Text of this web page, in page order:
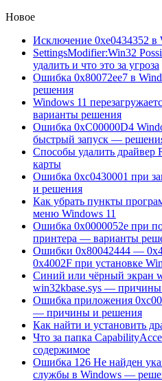
Новое
Исключение 0xe0434352
SettingsModifier:Win32
удалить и что это за угроза
Ошибка 0x80072ee7 в
решения
Windows 11
варианты решения
Ошибка 0xC00000D4
быстрый запуск —
Способы удалить драйвер
карты
Ошибка 0xc0430001 при
и решения
Как убрать пункты
меню Windows 11
Ошибка 0x0000052e при
принтера — варианты
Ошибки 0x80042444 —
0x4002F при установке
Синий или чёрный экран
win32kbase.sys —
Ошибка приложения
— причины и решения
Как найти и установить
Что за папка
содержимое
Ошибка 126 Не найден
службы в Windows —